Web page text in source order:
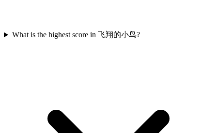
What is the highest score in 飞翔的小鸟?